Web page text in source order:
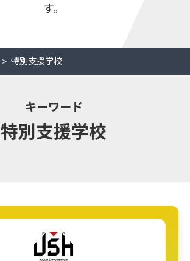
す。
特別支援学校
キーワード
特別支援学校